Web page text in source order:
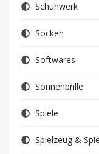
Schuhwerk
Socken
Softwares
Sonnenbrille
Spiele
Spielzeug &